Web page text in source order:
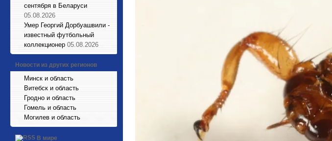
сентября в Беларуси
05.08.2026
Умер Георгий Дорбуашвили -
известный футбольный
коллекционер 05.08.2026
Новости из других регионов
Минск и область
Витебск и область
Гродно и область
Гомель и область
Могилев и область
В мире